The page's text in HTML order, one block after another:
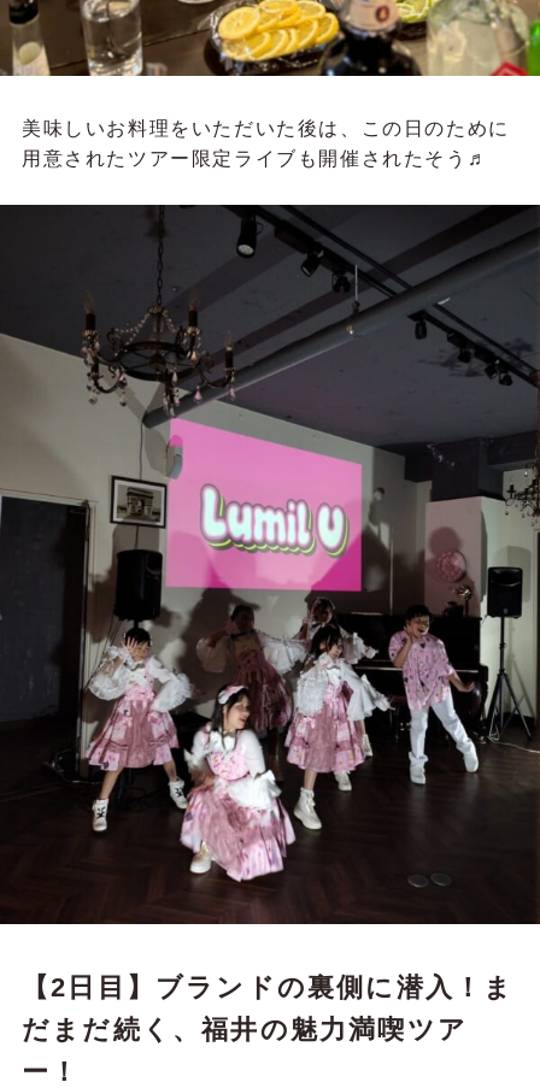
美味しいお料理をいただいた後は、この日のために
用意されたツアー限定ライブも開催されたそう♬
【2日目】ブランドの裏側に潜入！ま
だまだ続く、福井の魅力満喫ツア
ー！